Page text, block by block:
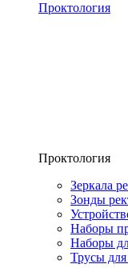
Проктология
Проктология
Зеркала
Зонды
Наборы
Наборы
Трусы